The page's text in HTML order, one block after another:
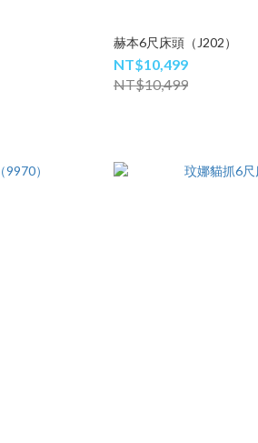
赫本6尺床頭（J202）
NT$10,499
NT$10,499